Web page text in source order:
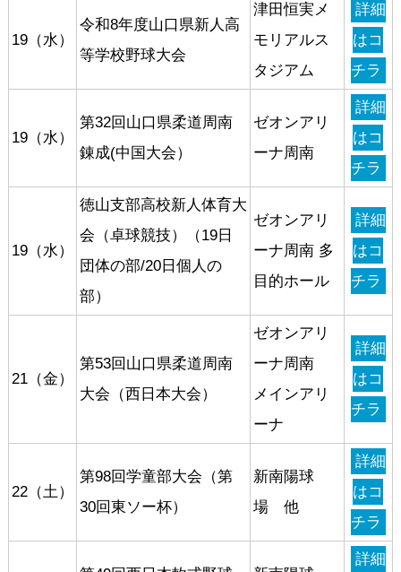
19（水）
令和8年度山口県新人高
等学校野球大会
津田恒実メ
モリアルス
タジアム
詳細
はコ
チラ
19（水）
第32回山口県柔道周南
錬成(中国大会）
ゼオンアリ
ーナ周南
詳細
はコ
チラ
19（水）
徳山支部高校新人体育大
会（卓球競技）（19日
団体の部/20日個人の
部）
ゼオンアリ
ーナ周南 多
目的ホール
詳細
はコ
チラ
21（金）
第53回山口県柔道周南
大会（西日本大会）
ゼオンアリ
ーナ周南
メインアリ
ーナ
詳細
はコ
チラ
22（土）
第98回学童部大会（第
30回東ソー杯）
新南陽球
場 他
詳細
はコ
チラ
詳細